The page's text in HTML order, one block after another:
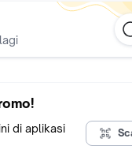
di aplikasi